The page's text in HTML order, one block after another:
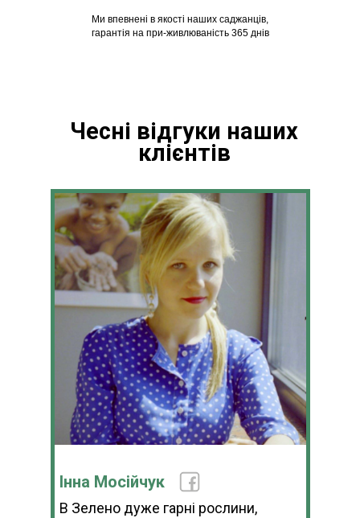
Ми впевнені в якості наших саджанців,
гарантія на при-живлюваність 365 днів
Чесні відгуки наших
клієнтів
Інна Мосійчук
В Зелено дуже гарні рослини,